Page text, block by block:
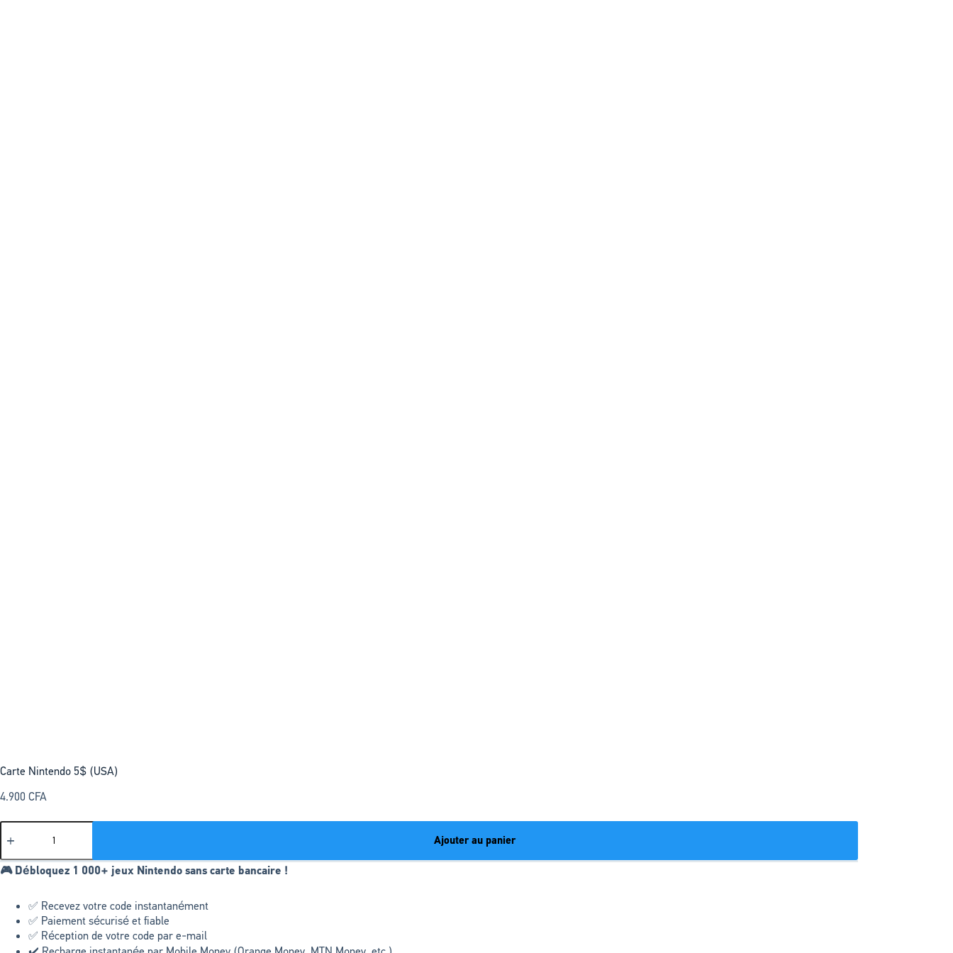
Carte Nintendo 5$ (USA)
4.900 CFA
Ajouter au panier
🎮 Débloquez 1 000+ jeux Nintendo sans carte bancaire !
✅ Recevez votre code instantanément
✅ Paiement sécurisé et fiable
✅ Réception de votre code par e-mail